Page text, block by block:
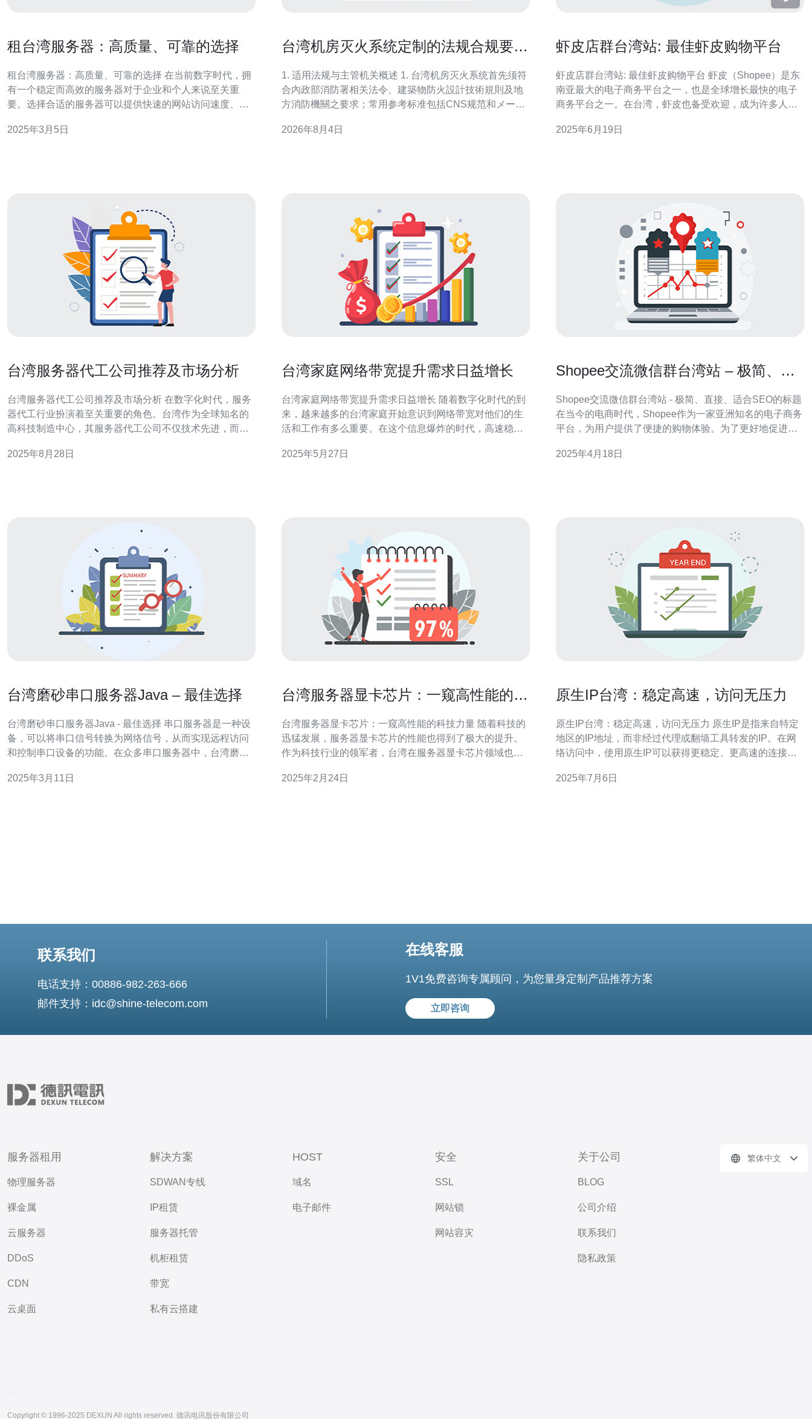
租台湾服务器：高质量、可靠的选择
租台湾服务器：高质量、可靠的选择 在当前数字时代，拥
有一个稳定而高效的服务器对于企业和个人来说至关重
要。选择合适的服务器可以提供快速的网站访问速度、稳
务器选择中，租台湾服务器成为越来越受欢迎的选择，其
2025年3月5日
台湾机房灭火系统定制的法规合规要求
1. 适用法规与主管机关概述 1. 台湾机房灭火系统首先须符
合內政部消防署相关法令、建築物防火設計技術規則及地
方消防機關之要求；常用参考标准包括CNS规范和メーカ
→联系所在地消防局咨询适用条文→取得需提交之文件清
2026年8月4日
虾皮店群台湾站: 最佳虾皮购物平台
虾皮店群台湾站: 最佳虾皮购物平台 虾皮（Shopee）是东
南亚最大的电子商务平台之一，也是全球增长最快的电子
商务平台之一。在台湾，虾皮也备受欢迎，成为许多人线
一，为台湾消费者提供了丰富多样的商品和优质的购物体
2025年6月19日
台湾服务器代工公司推荐及市场分析
台湾服务器代工公司推荐及市场分析 在数字化时代，服务
器代工行业扮演着至关重要的角色。台湾作为全球知名的
高科技制造中心，其服务器代工公司不仅技术先进，而且
工公司，并对市场进行深度分析。 以下是本文的三大精
2025年8月28日
台湾家庭网络带宽提升需求日益增长
台湾家庭网络带宽提升需求日益增长 随着数字化时代的到
来，越来越多的台湾家庭开始意识到网络带宽对他们的生
活和工作有多么重要。在这个信息爆炸的时代，高速稳定
此，台湾家庭对网络带宽的需求日益增长。 台湾家庭网络
2025年5月27日
Shopee交流微信群台湾站 – 极简、直
Shopee交流微信群台湾站 - 极简、直接、适合SEO的标题
在当今的电商时代，Shopee作为一家亚洲知名的电子商务
平台，为用户提供了便捷的购物体验。为了更好地促进用
便用户之间相互交流、分享购物心得、了解最新促销活动
2025年4月18日
台湾磨砂串口服务器Java – 最佳选择
台湾磨砂串口服务器Java - 最佳选择 串口服务器是一种设
备，可以将串口信号转换为网络信号，从而实现远程访问
和控制串口设备的功能。在众多串口服务器中，台湾磨砂
Java具有以下几个优势： 高性能：台湾磨砂串口服务器
2025年3月11日
台湾服务器显卡芯片：一窥高性能的科
台湾服务器显卡芯片：一窥高性能的科技力量 随着科技的
迅猛发展，服务器显卡芯片的性能也得到了极大的提升。
作为科技行业的领军者，台湾在服务器显卡芯片领域也占
展历程以及其高性能的科技力量。 台湾作为全球科技制造
2025年2月24日
原生IP台湾：稳定高速，访问无压力
原生IP台湾：稳定高速，访问无压力 原生IP是指来自特定
地区的IP地址，而非经过代理或翻墙工具转发的IP。在网
络访问中，使用原生IP可以获得更稳定、更高速的连接，
接，访问国内外网站都能享受无压力的体验。对于需要频
2025年7月6日
联系我们
电话支持：00886-982-263-666
邮件支持：idc@shine-telecom.com
在线客服
1V1免费咨询专属顾问，为您量身定制产品推荐方案
立即咨询
服务器租用
物理服务器
裸金属
云服务器
DDoS
CDN
云桌面
解决方案
SDWAN专线
IP租赁
服务器托管
机柜租赁
带宽
私有云搭建
HOST
域名
电子邮件
安全
SSL
网站锁
网站容灾
关于公司
BLOG
公司介绍
联系我们
隐私政策
繁体中文
Copyright © 1996-2025 DEXUN All rights reserved. 德讯电讯股份有限公司